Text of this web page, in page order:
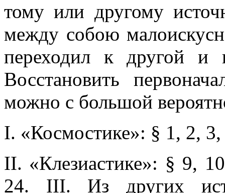
тому или другому
между собою
переходил к другой и
Восстановить
можно с большой
I. «Космостике»: § 1, 2,
II. «Клезиастике»: § 9,
24. III. Из других